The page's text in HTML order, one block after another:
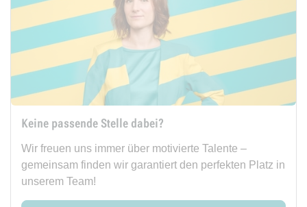
Keine passende Stelle dabei?
Wir freuen uns immer über motivierte Talente –
gemeinsam finden wir garantiert den perfekten Platz in
unserem Team!